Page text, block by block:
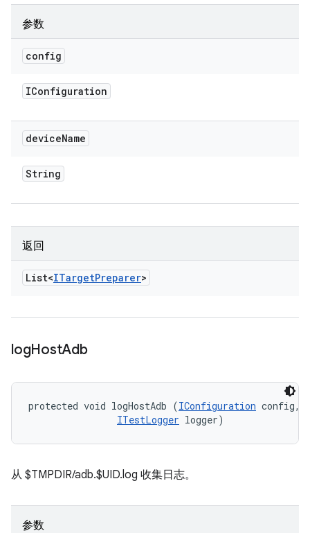
参数
config
IConfiguration
deviceName
String
返回
List<ITargetPreparer>
logHostAdb
protected void logHostAdb (IConfiguration config,
ITestLogger logger)
从 $TMPDIR/adb.$UID.log 收集日志。
参数